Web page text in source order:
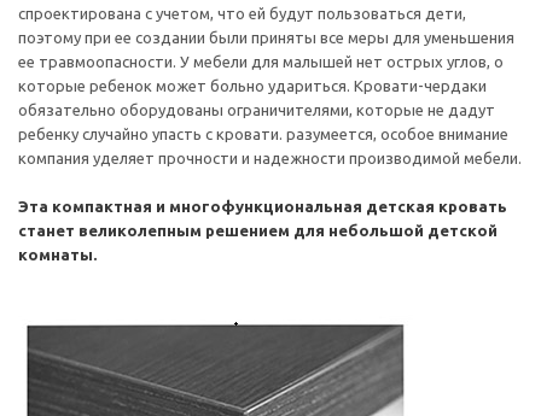
спроектирована с учетом, что ей будут пользоваться дети,
поэтому при ее создании были приняты все меры для уменьшения
ее травмоопасности. У мебели для малышей нет острых углов, о
которые ребенок может больно удариться. Кровати-чердаки
обязательно оборудованы ограничителями, которые не дадут
ребенку случайно упасть с кровати. разумеется, особое внимание
компания уделяет прочности и надежности производимой мебели.
Эта компактная и многофункциональная детская кровать
станет великолепным решением для небольшой детской
комнаты.